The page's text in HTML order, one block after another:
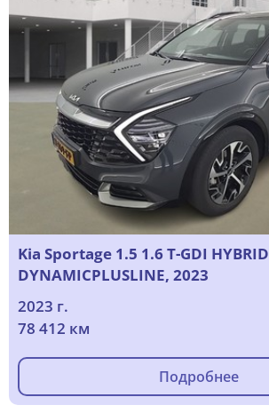
Kia Sportage 1.5 1.6 T-GDI HYBRID
DYNAMICPLUSLINE, 2023
2023 г.
78 412 км
Подробнее